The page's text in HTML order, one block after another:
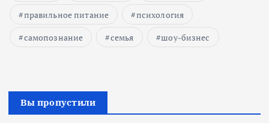
правильное питание
психология
самопознание
семья шоу-бизнес
Вы пропустили